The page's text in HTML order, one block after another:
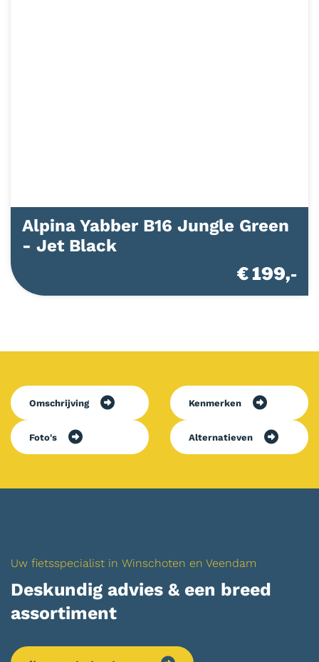
Alpina Yabber B16 Jungle Green
- Jet Black
€ 199,-
Omschrijving Kenmerken
Foto's Alternatieven
Uw fietsspecialist in Winschoten en Veendam
Deskundig advies & een breed
assortiment